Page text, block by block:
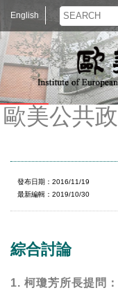
English
歐美公共
發布日期：2016/11/19
最新編輯：2019/10/30
綜合討論
1. 柯瓊芳所長提問